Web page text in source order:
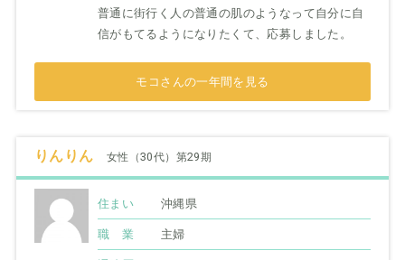
普通に街行く人の普通の肌のようなって自分に自
信がもてるようになりたくて、応募しました。
モコさんの一年間を見る
りんりん 女性（30代）第29期
住まい 沖縄県
職 業 主婦